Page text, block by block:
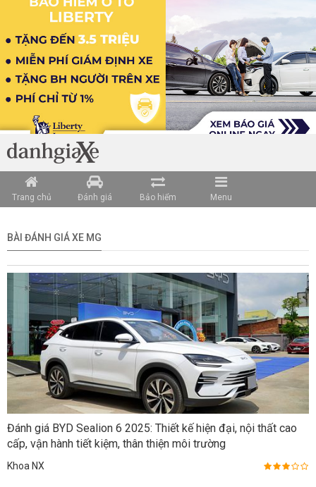
Trang chủ Đánh giá Bảo hiểm Menu
BÀI ĐÁNH GIÁ XE MG
Đánh giá BYD Sealion 6 2025: Thiết kế hiện đại, nội thất cao
cấp, vận hành tiết kiệm, thân thiện môi trường
Khoa NX